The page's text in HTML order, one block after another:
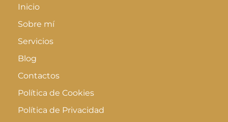
Inicio
Sobre mí
Servicios
Blog
Contactos
Política de Cookies
Política de Privacidad